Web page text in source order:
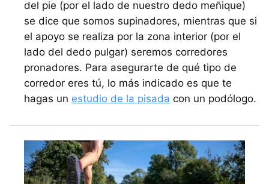
del pie (por el lado de nuestro dedo meñique)
se dice que somos supinadores, mientras que si
el apoyo se realiza por la zona interior (por el
lado del dedo pulgar) seremos corredores
pronadores. Para asegurarte de qué tipo de
corredor eres tú, lo más indicado es que te
hagas un estudio de la pisada con un podólogo.